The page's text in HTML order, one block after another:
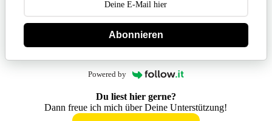
Abonnieren
Powered by
Du liest hier gerne?
Dann freue ich mich über Deine Unterstützung!